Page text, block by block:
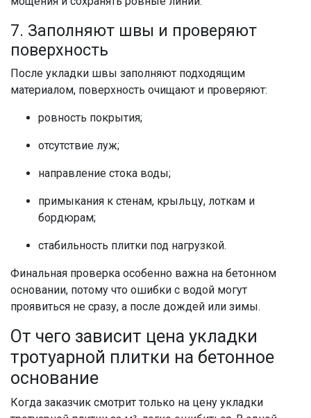
7. Заполняют швы и проверяют
поверхность
После укладки швы заполняют подходящим
материалом, поверхность очищают и проверяют:
ровность покрытия;
отсутствие луж;
направление стока воды;
примыкания к стенам, крыльцу, лоткам и
бордюрам;
стабильность плитки под нагрузкой.
Финальная проверка особенно важна на бетонном
основании, потому что ошибки с водой могут
проявиться не сразу, а после дождей или зимы.
От чего зависит цена укладки
тротуарной плитки на бетонное
основание
Когда заказчик смотрит только на цену укладки